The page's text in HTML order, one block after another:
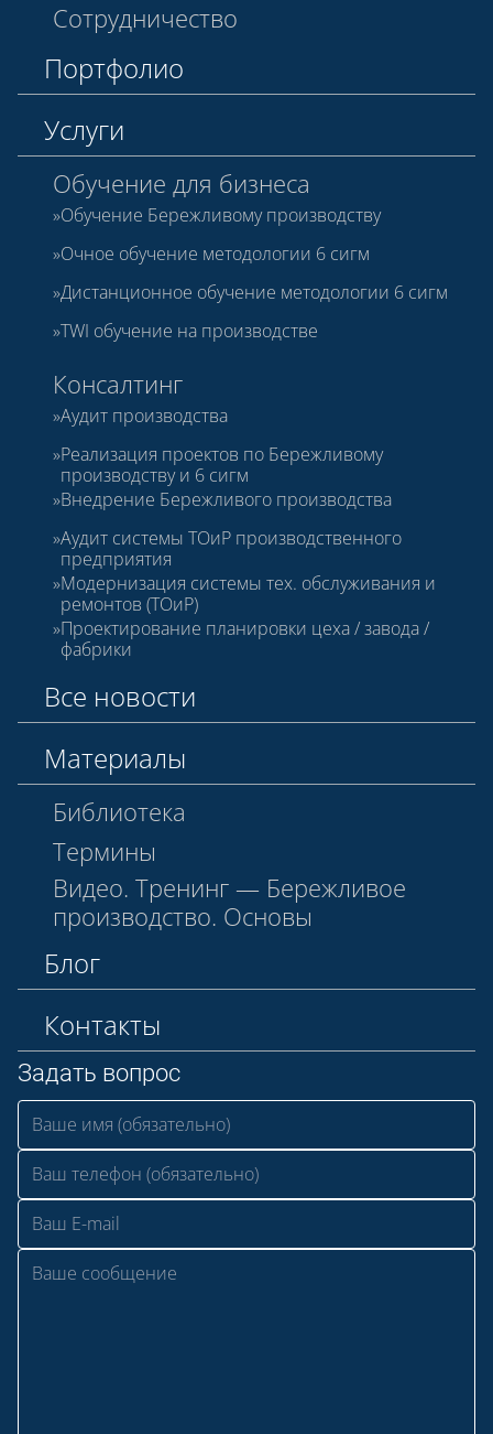
Сотрудничество
Портфолио
Услуги
Обучение для бизнеса
Обучение Бережливому производству
Очное обучение методологии 6 сигм
Дистанционное обучение методологии 6 сигм
TWI обучение на производстве
Консалтинг
Аудит производства
Реализация проектов по Бережливому
производству и 6 сигм
Внедрение Бережливого производства
Аудит системы ТОиР производственного
предприятия
Модернизация системы тех. обслуживания и
ремонтов (ТОиР)
Проектирование планировки цеха / завода /
фабрики
Все новости
Материалы
Библиотека
Термины
Видео. Тренинг — Бережливое
производство. Основы
Блог
Контакты
Задать вопрос